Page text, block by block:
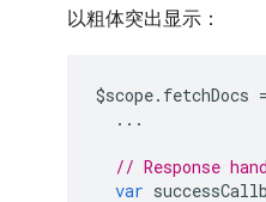
以粗体突出显示：
$scope. fetchDocs =
...
// Response
var